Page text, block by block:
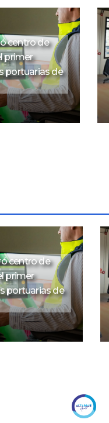
centro de
primer
portuarias de
centro de
primer
portuarias de